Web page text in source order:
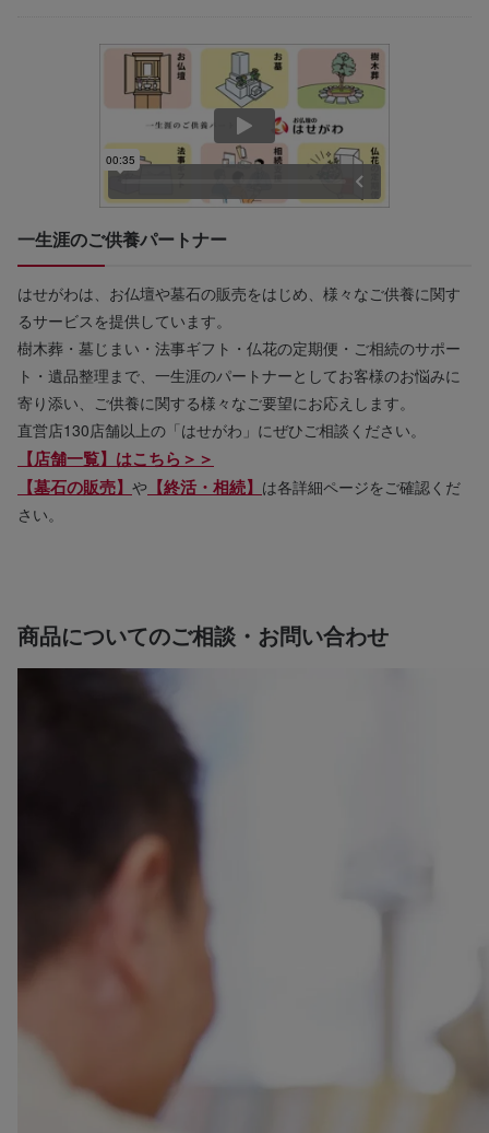
一生涯のご供養パートナー
はせがわは、お仏壇や墓石の販売をはじめ、様々なご供養に関す
るサービスを提供しています。
樹木葬・墓じまい・法事ギフト・仏花の定期便・ご相続のサポー
ト・遺品整理まで、一生涯のパートナーとしてお客様のお悩みに
寄り添い、ご供養に関する様々なご要望にお応えします。
直営店130店舗以上の「はせがわ」にぜひご相談ください。
【店舗一覧】はこちら＞＞
【墓石の販売】 や 【終活・相続】 は各詳細ページをご確認くだ
さい。
商品についてのご相談・お問い合わせ